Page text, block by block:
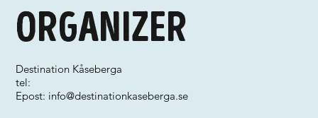
Organizer
Destination Kåseberga
tel:
Epost: info@destinationkaseberga.se